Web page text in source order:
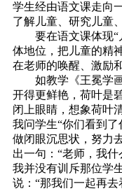
学生经由语文课走向
了解儿童、研究儿童
要在语文课体现“
体地位，把儿童的精
在老师的唤醒、激励
如教学《王冕学画
开得更鲜艳，荷叶是
闭上眼睛，想象荷叶
我问学生“你们看到
做闭眼沉思状，努力
出一句：“老师，我什
我并没有训斥那位学
说：“那我们一起再